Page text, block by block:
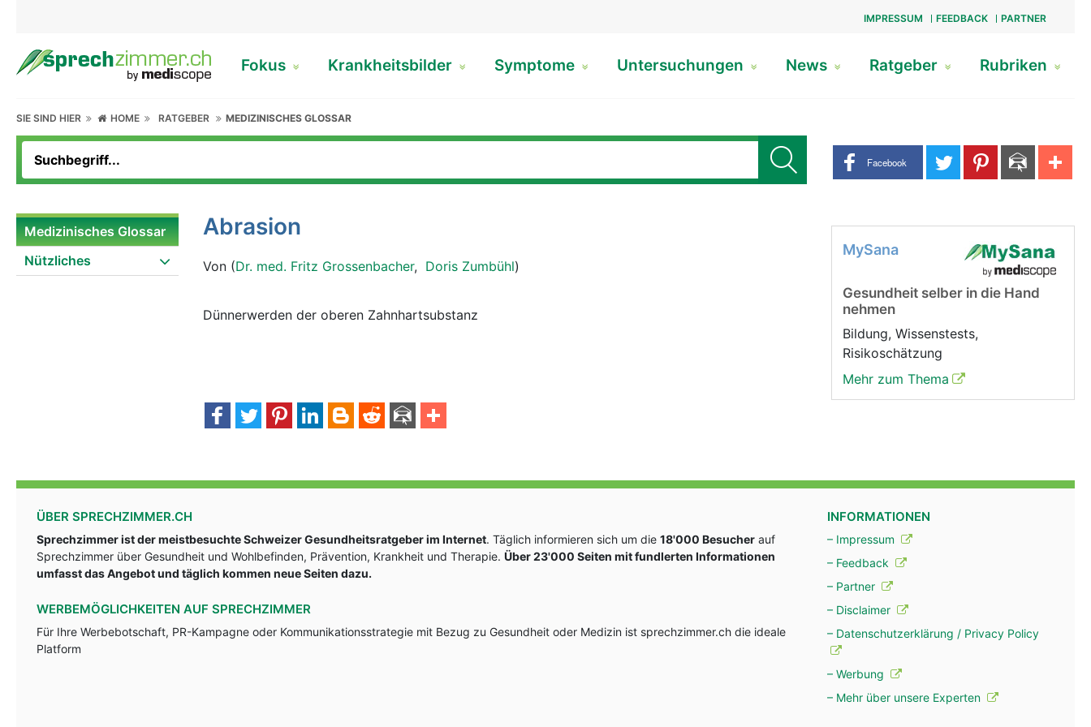
IMPRESSUM FEEDBACK PARTNER
Fokus Krankheitsbilder Symptome Untersuchungen News Ratgeber Rubriken
SIE SIND HIER HOME RATGEBER MEDIZINISCHES GLOSSAR
Share buttons
Facebook
Medizinisches Glossar
Nützliches
Abrasion
Von (Dr. med. Fritz Grossenbacher, Doris Zumbühl)
Dünnerwerden der oberen Zahnhartsubstanz
MySana
Gesundheit selber in die Hand
nehmen
Bildung, Wissenstests,
Risikoschätzung
Mehr zum Thema
ÜBER SPRECHZIMMER.CH
Sprechzimmer ist der meistbesuchte Schweizer Gesundheitsratgeber im Internet. Täglich informieren sich um die 18'000 Besucher auf
Sprechzimmer über Gesundheit und Wohlbefinden, Prävention, Krankheit und Therapie. Über 23'000 Seiten mit fundlerten Informationen
umfasst das Angebot und täglich kommen neue Seiten dazu.
WERBEMÖGLICHKEITEN AUF SPRECHZIMMER
Für Ihre Werbebotschaft, PR-Kampagne oder Kommunikationsstrategie mit Bezug zu Gesundheit oder Medizin ist sprechzimmer.ch die ideale
Platform
INFORMATIONEN
– Impressum
– Feedback
– Partner
– Disclaimer
– Datenschutzerklärung / Privacy Policy
– Werbung
– Mehr über unsere Experten